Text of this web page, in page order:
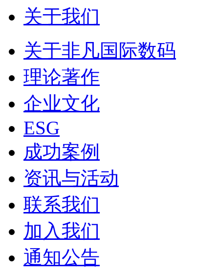
关于我们
关于非凡国际数码
理论著作
企业文化
ESG
成功案例
资讯与活动
联系我们
加入我们
通知公告